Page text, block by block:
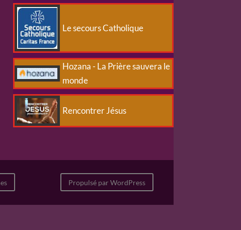
Le secours Catholique
Hozana - La Prière sauvera le
monde
Rencontrer Jésus
Propulsé par WordPress